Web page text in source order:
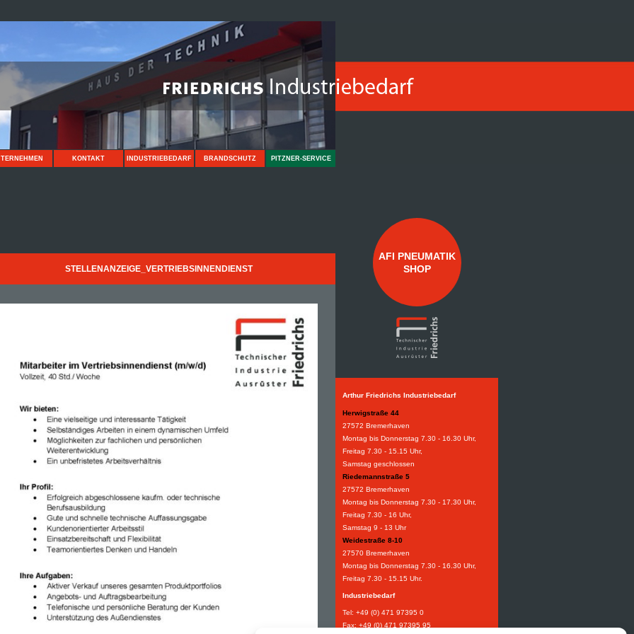
KONTAKT INDUSTRIEBEDARF BRANDSCHUTZ PITZNER-SERVICE
STELLENANZEIGE_VERTRIEBSINNENDIENST
AFI PNEUMATIK
SHOP
Arthur Friedrichs Industriebedarf
Herwigstraße 44
27572 Bremerhaven
Montag bis Donnerstag 7.30 - 16.30 Uhr,
Freitag 7.30 - 15.15 Uhr,
Samstag geschlossen
Riedemannstraße 5
27572 Bremerhaven
Montag bis Donnerstag 7.30 - 17.30 Uhr,
Freitag 7.30 - 16 Uhr,
Samstag 9 - 13 Uhr
Weidestraße 8-10
27570 Bremerhaven
Montag bis Donnerstag 7.30 - 16.30 Uhr,
Freitag 7.30 - 15.15 Uhr.
Industriebedarf
Tel: +49 (0) 471 97395 0
Fax: +49 (0) 471 97395 95